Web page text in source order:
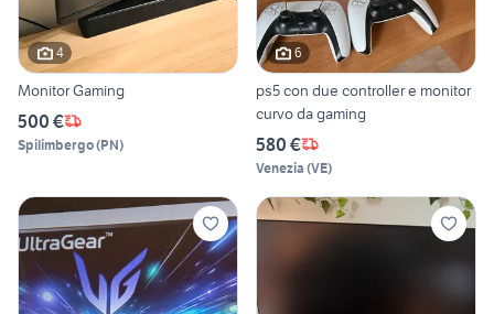
4
Monitor Gaming
500 €
Spilimbergo(PN)
6
ps5 con due controller e monitor
curvo da gaming
580 €
Venezia (VE)